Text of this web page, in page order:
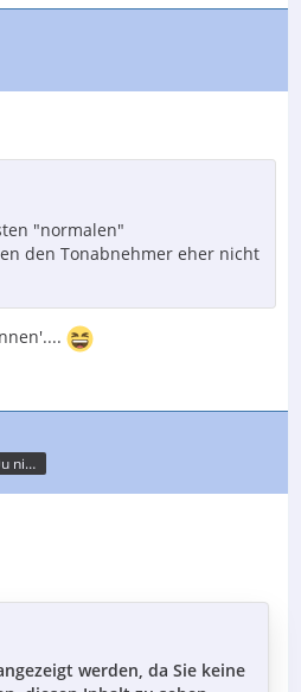
"normalen"
den Tonabnehmer eher nicht
Ich höre was, was Du nicht misst.
werden, da Sie keine